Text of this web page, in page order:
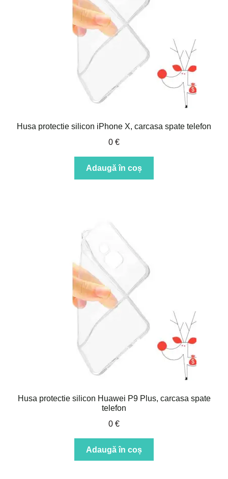
Husa protectie silicon iPhone X, carcasa spate telefon
0 €
Adaugă în coș
Husa protectie silicon Huawei P9 Plus, carcasa spate
telefon
0 €
Adaugă în coș